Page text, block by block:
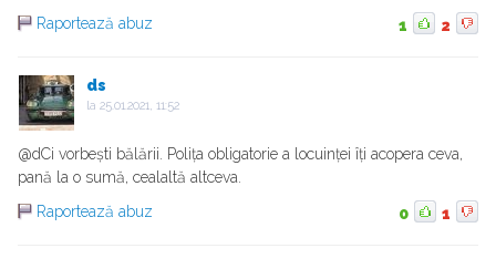
Raportează abuz
1 2
ds
la 25.01.2021, 11:52
@dCi vorbești bălării. Polița obligatorie a locuinței îți acopera ceva,
pană la o sumă, cealaltă altceva.
Raportează abuz
0 1